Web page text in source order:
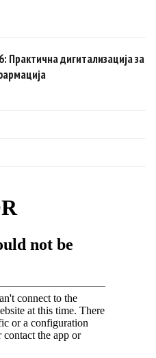
Практична дигитализација за